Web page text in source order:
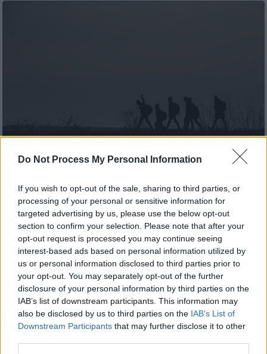
Do Not Process My Personal Information
If you wish to opt-out of the sale, sharing to third parties, or
processing of your personal or sensitive information for
targeted advertising by us, please use the below opt-out
section to confirm your selection. Please note that after your
opt-out request is processed you may continue seeing
interest-based ads based on personal information utilized by
us or personal information disclosed to third parties prior to
your opt-out. You may separately opt-out of the further
disclosure of your personal information by third parties on the
IAB’s list of downstream participants. This information may
also be disclosed by us to third parties on the IAB’s List of
Downstream Participants that may further disclose it to other
Πρόσφυγες και μετανάστες στον Έβρο (AP Photo/Emrah Gurel)
Προσθέστε το ΕΘΝΟΣ στη Google
Όλο και πληθαίνουν ταδιαδικτυακά
μηνύματαγιασυγκρότηση καραβανιού
μεταναστών από τηνΤουρκίαπρος την
Ευρώπη. Μάλιστα, ήδη «ραντεβού»
κλείνονται στηνΑδριανούπολη.
Οι διοργανωτές φαίνεται ότιεπιμένουν,